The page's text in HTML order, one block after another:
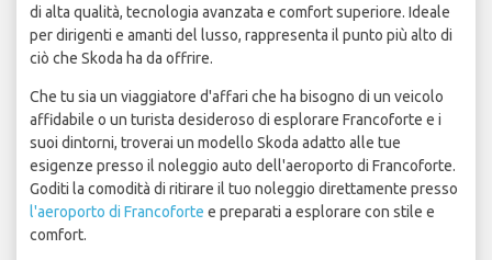
di alta qualità, tecnologia avanzata e comfort superiore. Ideale
per dirigenti e amanti del lusso, rappresenta il punto più alto di
ciò che Skoda ha da offrire.
Che tu sia un viaggiatore d'affari che ha bisogno di un veicolo
affidabile o un turista desideroso di esplorare Francoforte e i
suoi dintorni, troverai un modello Skoda adatto alle tue
esigenze presso il noleggio auto dell'aeroporto di Francoforte.
Goditi la comodità di ritirare il tuo noleggio direttamente presso
l'aeroporto di Francoforte e preparati a esplorare con stile e
comfort.